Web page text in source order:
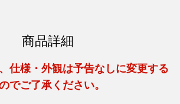
商品詳細
仕様・外観は予告なしに変更する
でご了承ください。